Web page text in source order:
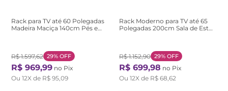
Rack para TV até 60 Polegadas
Madeira Maciça 140cm Pés em
R$ 1.597,62 29% OFF
R$ 969,99 no Pix
Ou 12X de R$ 95,09
Rack Moderno para TV até 65
Polegadas 200cm Sala de Estar
R$ 1.152,90 29% OFF
R$ 699,98 no Pix
Ou 12X de R$ 68,62